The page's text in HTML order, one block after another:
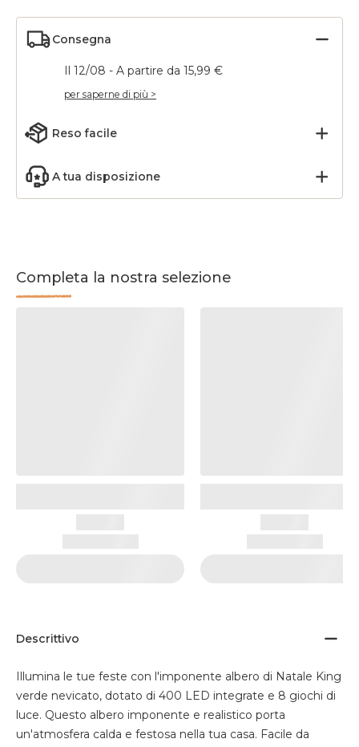
Consegna
Il 12/08 - A partire da 15,99 €
per saperne di più >
Reso facile
A tua disposizione
Completa la nostra selezione
Descrittivo
Illumina le tue feste con l'imponente albero di Natale King
verde nevicato, dotato di 400 LED integrate e 8 giochi di
luce. Questo albero imponente e realistico porta
un'atmosfera calda e festosa nella tua casa. Facile da